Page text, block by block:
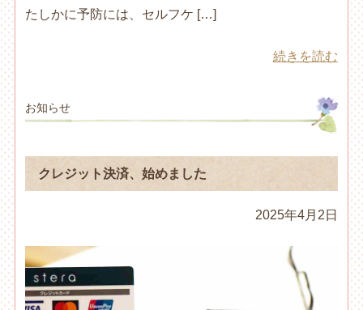
たしかに予防には、セルフケ […]
続きを読む
お知らせ
クレジット決済、始めました
2025年4月2日